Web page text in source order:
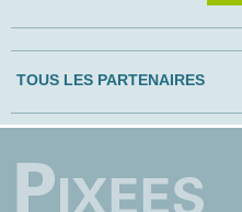
TOUS LES PARTENAIRES